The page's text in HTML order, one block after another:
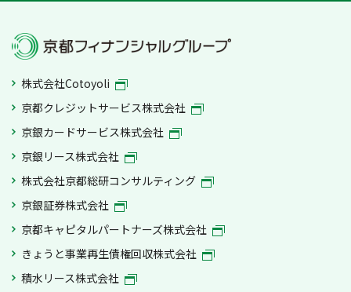
株式会社Cotoyoli
京都クレジットサービス株式会社
京銀カードサービス株式会社
京銀リース株式会社
株式会社京都総研コンサルティング
京銀証券株式会社
京都キャピタルパートナーズ株式会社
きょうと事業再生債権回収株式会社
積水リース株式会社